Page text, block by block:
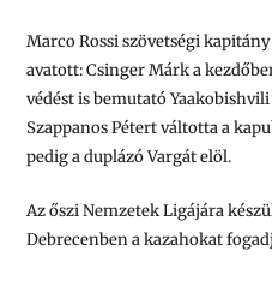
Marco Rossi szövetségi
avatott: Csinger Márk a
védést is bemutató
Szappanos Pétert váltotta a
pedig a duplázó Vargát elöl.
Az őszi Nemzetek Ligájára
Debrecenben a kazahokat